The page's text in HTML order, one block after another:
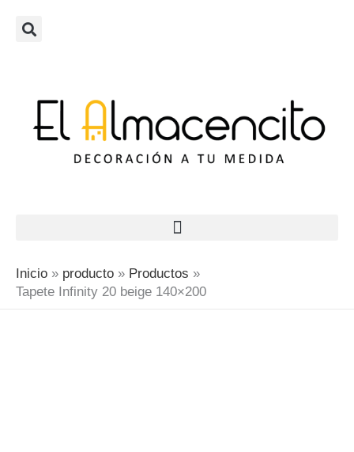
Inicio producto
Productos
Tapete Infinity 20 beige 140×200